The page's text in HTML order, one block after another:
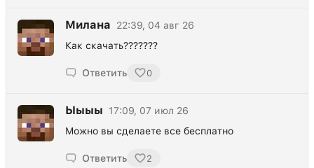
Милана
22:39, 04 авг 26
Как скачать???????
Ответить 0
Ыыыы
17:09, 07 июл 26
Можно вы сделаете все бесплатно
Ответить 2